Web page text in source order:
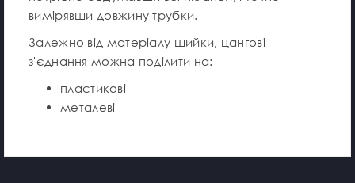
вимірявши довжину трубки.
Залежно від матеріалу шийки, цангові
з'єднання можна поділити на:
пластикові
металеві